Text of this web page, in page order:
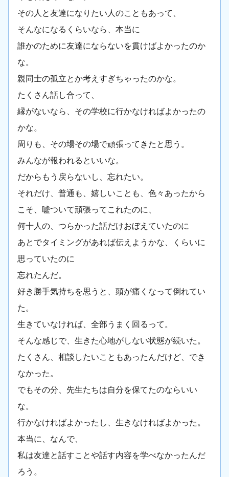
その人と友達になりたい人のこともあって、
そんなになるくらいなら、本当に
誰かのために友達にならないを貫けばよかったのか
な。
親同士の孤立とか考えすぎちゃったのかな。
たくさん話し合って、
縁がないなら、その学校に行かなければよかったの
かな。
周りも、その場その場で頑張ってきたと思う。
みんなが報われるといいな。
だからもう戻らないし、忘れたい。
それだけ、普通も、嬉しいことも、色々あったから
こそ、嘘ついて頑張ってこれたのに、
何十人の、つらかった話だけおぼえていたのに
あとでタイミングがあれば伝えようかな、くらいに
思っていたのに
忘れたんだ。
好き勝手気持ちを思うと、頭が痛くなって倒れてい
た。
生きていなければ、全部うまく回るって。
そんな感じで、生きた心地がしない状態が続いた。
たくさん、相談したいこともあったんだけど、でき
なかった。
でもその分、先生たちは自分を保てたのならいい
な。
行かなければよかったし、生きなければよかった。
本当に、なんで、
私は友達と話すことや話す内容を学べなかったんだ
ろう。